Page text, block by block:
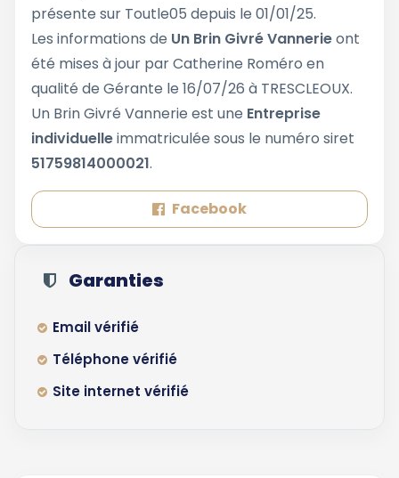
présente sur Toutle05 depuis le 01/01/25.
Les informations de Un Brin Givré Vannerieont
été mises à jour par Catherine Roméro en
qualité de Gérante le 16/07/26 à TRESCLEOUX.
Un Brin Givré Vannerie est une Entreprise
individuelleimmatriculée sous le numéro siret
51759814000021.
Facebook
Garanties
Email vérifié
Téléphone vérifié
Site internet vérifié